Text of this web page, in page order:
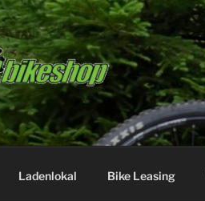
Ladenlokal Bike Leasing